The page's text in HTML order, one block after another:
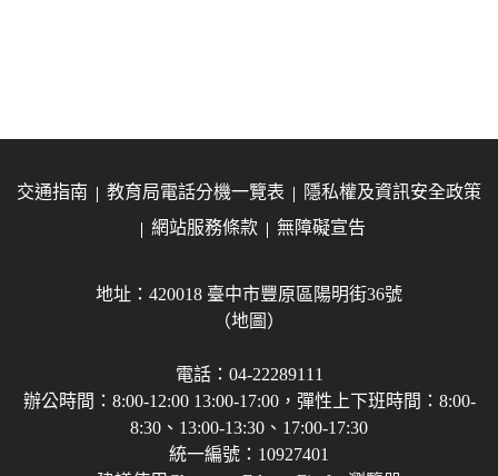
交通指南 教育局電話分機一覽表
隱私權及資訊安全政策
網站服務條款
無障礙宣告
地址：420018 臺中市豐原區陽明街36號
（地圖）
電話：04-22289111
辦公時間：8:00-12:00 13:00-17:00，彈性上下班時間：8:00-
8:30、13:00-13:30、17:00-17:30
統一編號：10927401